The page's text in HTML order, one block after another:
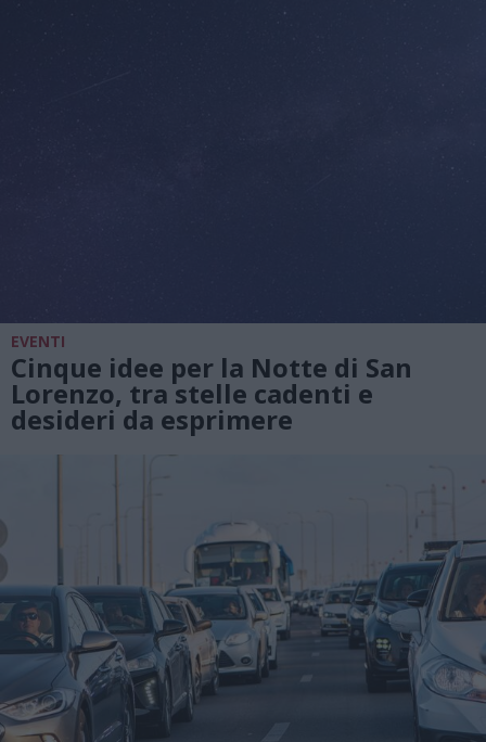
EVENTI
Cinque idee per la Notte di San
Lorenzo, tra stelle cadenti e
desideri da esprimere